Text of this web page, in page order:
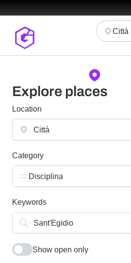
Città
Explore places
Location
Category
Disciplina
Keywords
Show open only